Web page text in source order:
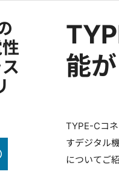
能
TYPE-Cコ
すデジタル
についてご